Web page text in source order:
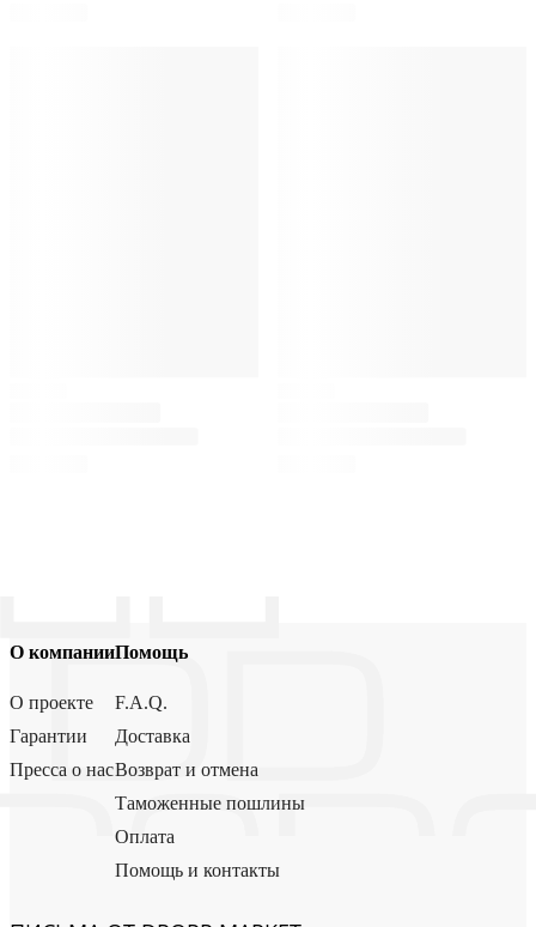
О компании
О проекте
Гарантии
Пресса о нас
Помощь
F.A.Q.
Доставка
Возврат и отмена
Таможенные пошлины
Оплата
Помощь и контакты